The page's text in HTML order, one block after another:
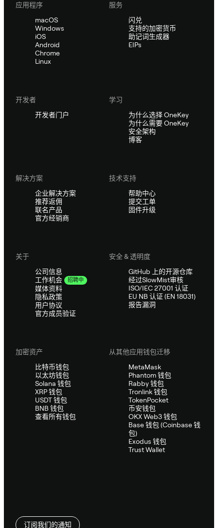
应用程序
macOS
Windows
iOS
Android
Chrome
Linux
服务
闪兑
支持的加密货币
助记词生成器
EIPs
开发者
开发者门户
学习
为什么选择 OneKey
为什么需要 OneKey
安全架构
博客
解决方案
企业解决方案
推荐返佣
联名产品
官方经销商
技术支持
帮助中心
提交工单
固件升级
关于
公司信息
工作机会
招聘中
媒体资料
隐私政策
用户协议
官方成员验证
安全 & 透明度
GitHub 上的开源仓库
经过SlowMist审核
ISO/IEC 27001 认证
EU NB 认证 (EN 18031)
报告漏洞
加密资产
比特币钱包
以太坊钱包
Solana 钱包
XRP 钱包
USDT 钱包
BNB 钱包
查看所有钱包
从其他应用钱包迁移
MetaMask
Phantom 钱包
Rabby 钱包
Tronlink 钱包
TokenPocket
币安钱包
OKX Web3 钱包
Base 钱包 (Coinbase 钱
包)
Exodus 钱包
Trust Wallet
订阅我们的通知